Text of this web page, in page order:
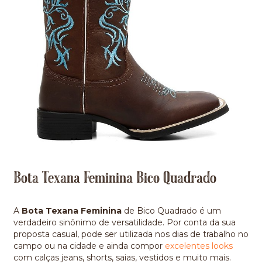
Bota Texana Feminina Bico Quadrado
A Bota Texana Feminina de Bico Quadrado é um
verdadeiro sinônimo de versatilidade. Por conta da sua
proposta casual, pode ser utilizada nos dias de trabalho no
campo ou na cidade e ainda compor excelentes looks
com calças jeans, shorts, saias, vestidos e muito mais.